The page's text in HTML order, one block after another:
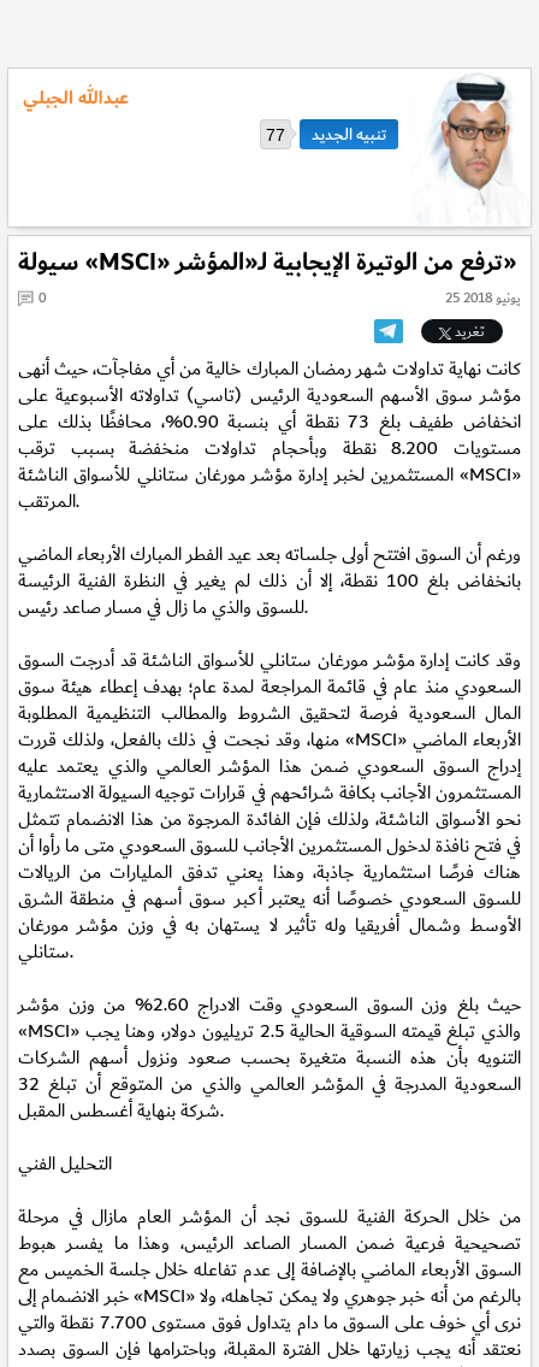
عبدالله الجبلي
77
سيولة «MSCI» ترفع من الوتيرة الإيجابية لـ«المؤشر»
25 يونيو 2018
0
تغريد
كانت نهاية تداولات شهر رمضان المبارك خالية من أي مفاجآت، حيث أنهى
مؤشر سوق الأسهم السعودية الرئيس (تاسي) تداولاته الأسبوعية على
انخفاض طفيف بلغ 73 نقطة أي بنسبة 0.90%، محافظًا بذلك على
مستويات 8.200 نقطة وبأحجام تداولات منخفضة بسبب ترقب
المستثمرين لخبر إدارة مؤشر مورغان ستانلي للأسواق الناشئة «MSCI»
المرتقب.
ورغم أن السوق افتتح أولى جلساته بعد عيد الفطر المبارك الأربعاء الماضي
بانخفاض بلغ 100 نقطة، إلا أن ذلك لم يغير في النظرة الفنية الرئيسة
للسوق والذي ما زال في مسار صاعد رئيس.
وقد كانت إدارة مؤشر مورغان ستانلي للأسواق الناشئة قد أدرجت السوق
السعودي منذ عام في قائمة المراجعة لمدة عام؛ بهدف إعطاء هيئة سوق
المال السعودية فرصة لتحقيق الشروط والمطالب التنظيمية المطلوبة
منها، وقد نجحت في ذلك بالفعل، ولذلك قررت «MSCI» الأربعاء الماضي
إدراج السوق السعودي ضمن هذا المؤشر العالمي والذي يعتمد عليه
المستثمرون الأجانب بكافة شرائحهم في قرارات توجيه السيولة الاستثمارية
نحو الأسواق الناشئة، ولذلك فإن الفائدة المرجوة من هذا الانضمام تتمثل
في فتح نافذة لدخول المستثمرين الأجانب للسوق السعودي متى ما رأوا أن
هناك فرصًا استثمارية جاذبة، وهذا يعني تدفق المليارات من الريالات
للسوق السعودي خصوصًا أنه يعتبر أكبر سوق أسهم في منطقة الشرق
الأوسط وشمال أفريقيا وله تأثير لا يستهان به في وزن مؤشر مورغان
ستانلي.
حيث بلغ وزن السوق السعودي وقت الادراج 2.60% من وزن مؤشر
«MSCI» والذي تبلغ قيمته السوقية الحالية 2.5 تريليون دولار، وهنا يجب
التنويه بأن هذه النسبة متغيرة بحسب صعود ونزول أسهم الشركات
السعودية المدرجة في المؤشر العالمي والذي من المتوقع أن تبلغ 32
شركة بنهاية أغسطس المقبل.
التحليل الفني
من خلال الحركة الفنية للسوق نجد أن المؤشر العام مازال في مرحلة
تصحيحية فرعية ضمن المسار الصاعد الرئيس، وهذا ما يفسر هبوط
السوق الأربعاء الماضي بالإضافة إلى عدم تفاعله خلال جلسة الخميس مع
خبر الانضمام إلى «MSCI» بالرغم من أنه خبر جوهري ولا يمكن تجاهله، ولا
نرى أي خوف على السوق ما دام يتداول فوق مستوى 7.700 نقطة والتي
نعتقد أنه يجب زيارتها خلال الفترة المقبلة، وباحترامها فإن السوق بصدد